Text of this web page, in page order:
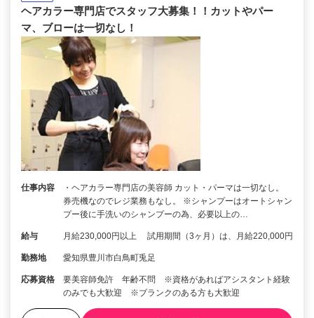
ヘアカラー専門店でスタッフ大募集！！カットやパー
マ、ブローは一切なし！
仕事内容
・ヘアカラー専門店の美容師 カット・パーマは一切なし。
券売機なのでレジ業務もなし。 ※シャンプーはオートシャン
プー後に手洗いのシャンプーの為、必要以上の…
給与 月給230,000円以上 試用期間（3ヶ月）は、月給220,000円
勤務地 愛知県豊川市白鳥町兎足
応募資格
要美容師免許 年齢不問 ※資格があればアシスタント経験
のみでも大歓迎 ※ブランクのある方も大歓迎